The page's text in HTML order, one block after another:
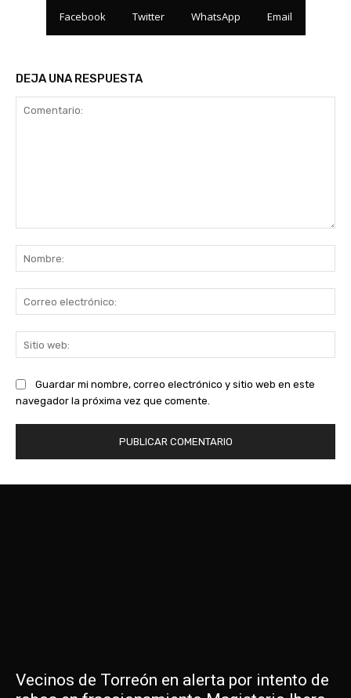
Facebook Twitter WhatsApp Email
DEJA UNA RESPUESTA
Guardar mi nombre, correo electrónico y sitio web en este
navegador la próxima vez que comente.
Vecinos de Torreón en alerta por intento de